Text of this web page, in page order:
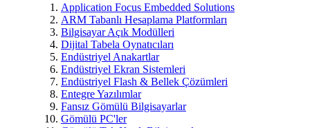
Application Focus Embedded Solutions
ARM Tabanlı Hesaplama Platformları
Bilgisayar Açık Modülleri
Dijital Tabela Oynatıcıları
Endüstriyel Anakartlar
Endüstriyel Ekran Sistemleri
Endüstriyel Flash & Bellek Çözümleri
Entegre Yazılımlar
Fansız Gömülü Bilgisayarlar
Gömülü PC'ler